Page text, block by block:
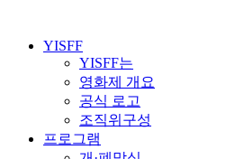
YISFF
YISFF는
영화제 개요
공식 로고
조직위구성
프로그램